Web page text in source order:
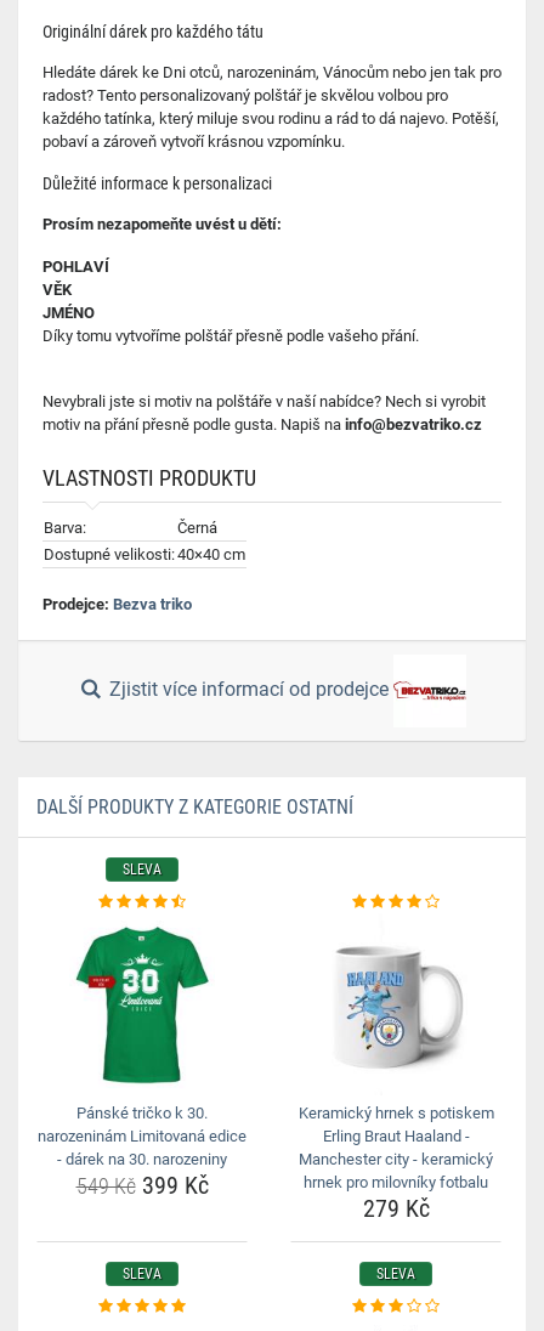
Originální dárek pro každého tátu
Hledáte dárek ke Dni otců, narozeninám, Vánocům nebo jen tak pro
radost? Tento personalizovaný polštář je skvělou volbou pro
každého tatínka, který miluje svou rodinu a rád to dá najevo. Potěší,
pobaví a zároveň vytvoří krásnou vzpomínku.
Důležité informace k personalizaci
Prosím nezapomeňte uvést u dětí:
POHLAVÍ
VĚK
JMÉNO
Díky tomu vytvoříme polštář přesně podle vašeho přání.
Nevybrali jste si motiv na polštáře v naší nabídce? Nech si vyrobit
motiv na přání přesně podle gusta. Napiš na info@bezvatriko.cz
VLASTNOSTI PRODUKTU
Barva:
Černá
Dostupné velikosti:40×40 cm
Prodejce: Bezva triko
Zjistit více informací od prodejce
DALŠÍ PRODUKTY Z KATEGORIE OSTATNÍ
SLEVA
Pánské tričko k 30.
narozeninám Limitovaná edice
- dárek na 30. narozeniny
549 Kč399 Kč
Keramický hrnek s potiskem
Erling Braut Haaland -
Manchester city - keramický
hrnek pro milovníky fotbalu
279 Kč
SLEVA SLEVA